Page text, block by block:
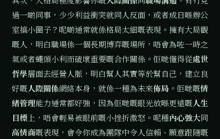
過一啲同事，少少利益衝突就同人反面，或者成日喺辦公
室搞小圈子？呢啲通常就係格局太細嘅表現。擁有大局觀
嘅人，明白職場係一個長期博弈嘅場所，唔會為咗一時之
氣或者蠅頭小利而破壞重要嘅合作關係。佢哋懂得從處世
哲學層面去經營人脈，明白幫人其實等於幫自己，建立良
好嘅人際關係網絡本身，就係一種為未來佈局 。佢哋嘅情
緒管理能力通常都好強，因為佢哋嘅眼光放喺更遠嘅人生
目標 上，唔會輕易被眼前嘅小挫折激怒。呢種內心強大同
高情商嘅表現，會令你成為團隊中令人信賴、願意跟隨嘅